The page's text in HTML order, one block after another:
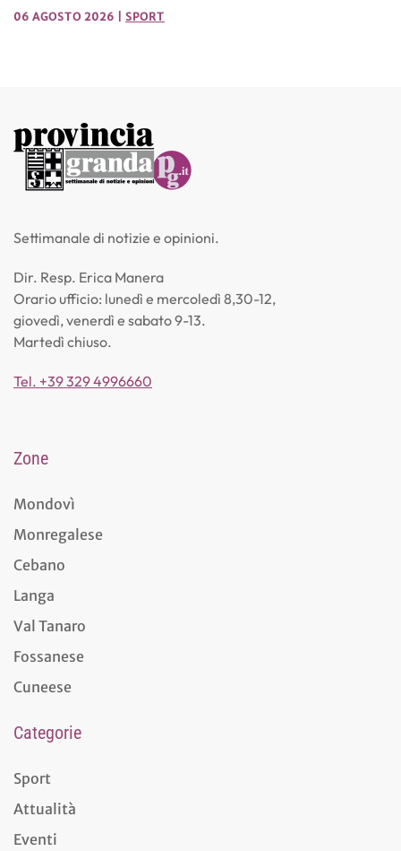
06 AGOSTO 2026 SPORT
Settimanale di notizie e opinioni.
Dir. Resp. Erica Manera
Orario ufficio: lunedì e mercoledì 8,30-12,
giovedì, venerdì e sabato 9-13.
Martedì chiuso.
Tel. +39 329 4996660
Zone
Mondovì
Monregalese
Cebano
Langa
Val Tanaro
Fossanese
Cuneese
Categorie
Sport
Attualità
Eventi